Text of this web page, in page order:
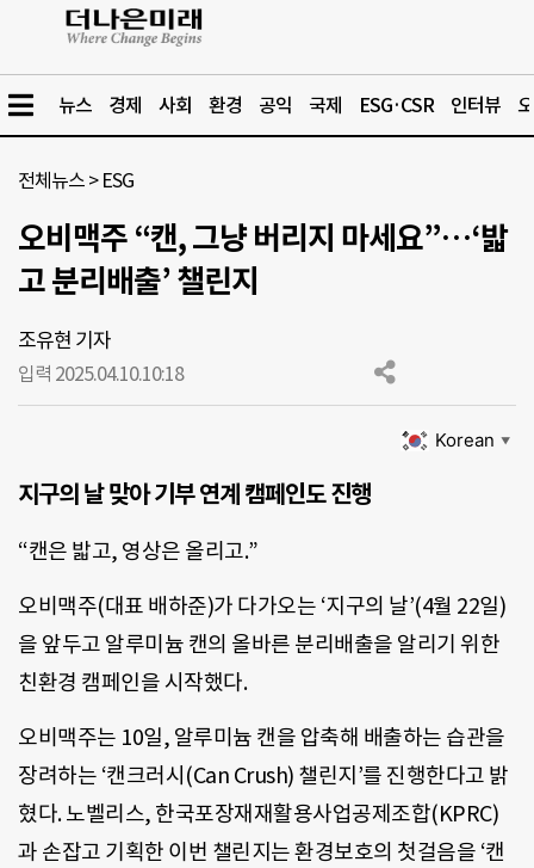
뉴스 경제 사회 환경 공익 국제 ESG·CSR 인터뷰
전체뉴스 > ESG
오비맥주 “캔, 그냥 버리지 마세요”…‘밟
고 분리배출’ 챌린지
조유현 기자
입력 2025.04.10.10:18
Korean ▼
지구의 날 맞아 기부 연계 캠페인도 진행
“캔은 밟고, 영상은 올리고.”
오비맥주(대표 배하준)가 다가오는 ‘지구의 날’(4월 22일)
을 앞두고 알루미늄 캔의 올바른 분리배출을 알리기 위한
친환경 캠페인을 시작했다.
오비맥주는 10일, 알루미늄 캔을 압축해 배출하는 습관을
장려하는 ‘캔크러시(Can Crush) 챌린지’를 진행한다고 밝
혔다. 노벨리스, 한국포장재재활용사업공제조합(KPRC)
과 손잡고 기획한 이번 챌린지는 환경보호의 첫걸음을 ‘캔